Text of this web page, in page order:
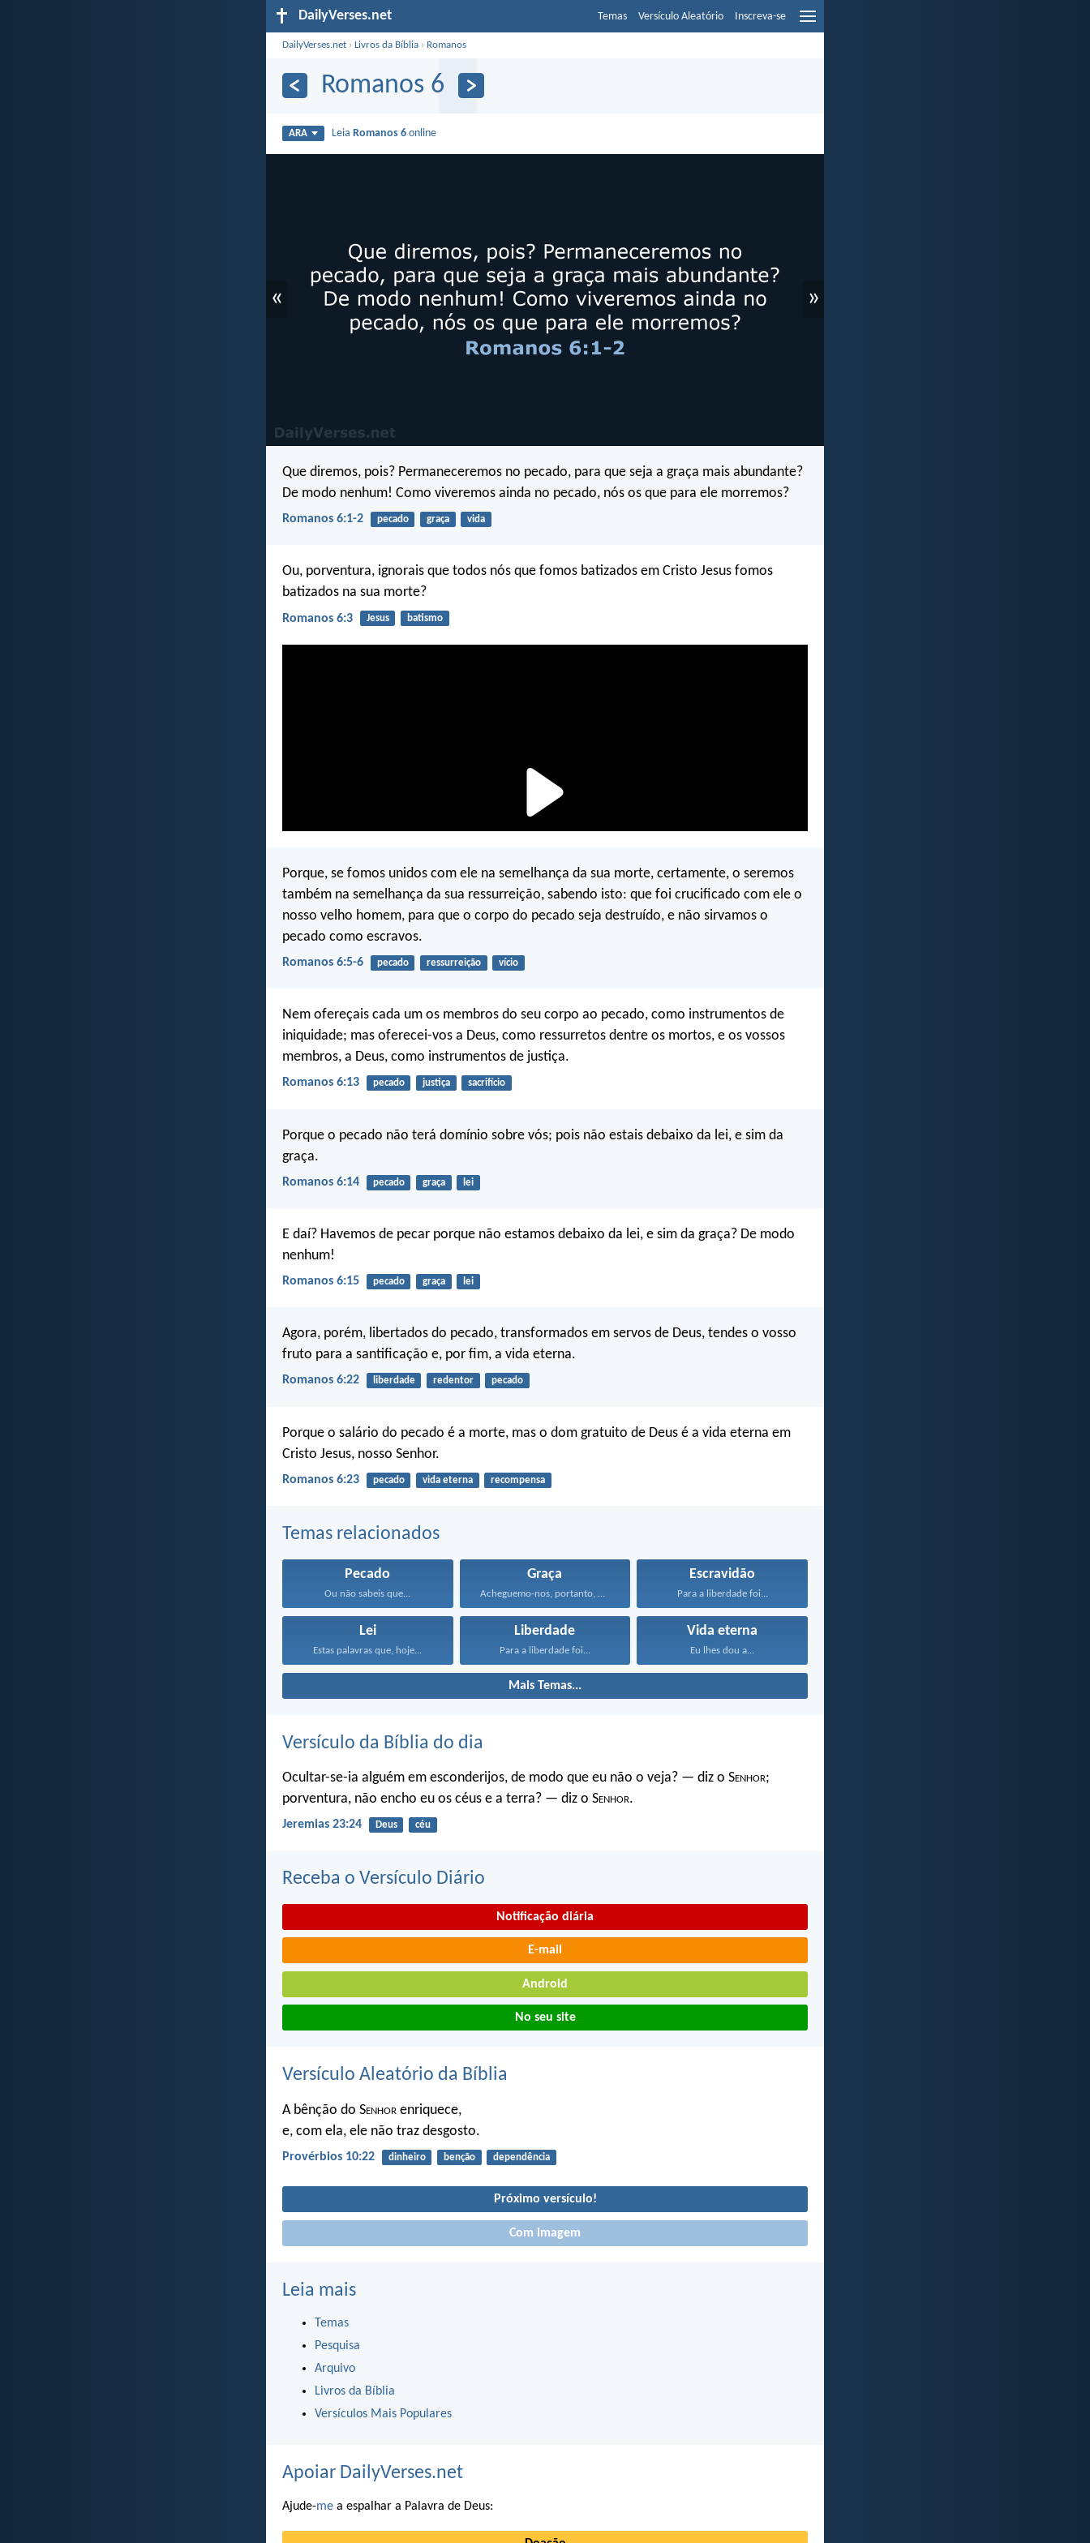
DailyVerses.net Temas Versículo Aleatório Inscreva-se
DailyVerses.net ›Livros da Bíblia › Romanos
Romanos 6
ARA Leia Romanos 6 online
« »
Que diremos, pois? Permaneceremos no pecado, para que seja a graça mais abundante?
De modo nenhum! Como viveremos ainda no pecado, nós os que para ele morremos?
Romanos 6:1-2 pecado graça vida
Ou, porventura, ignorais que todos nós que fomos batizados em Cristo Jesus fomos
batizados na sua morte?
Romanos 6:3 Jesus batismo
Porque, se fomos unidos com ele na semelhança da sua morte, certamente, o seremos
também na semelhança da sua ressurreição, sabendo isto: que foi crucificado com ele o
nosso velho homem, para que o corpo do pecado seja destruído, e não sirvamos o
pecado como escravos.
Romanos 6:5-6 pecado ressurreição vício
Nem ofereçais cada um os membros do seu corpo ao pecado, como instrumentos de
iniquidade; mas oferecei-vos a Deus, como ressurretos dentre os mortos, e os vossos
membros, a Deus, como instrumentos de justiça.
Romanos 6:13 pecado justiça sacrifício
Porque o pecado não terá domínio sobre vós; pois não estais debaixo da lei, e sim da
graça.
Romanos 6:14 pecado graça lei
E daí? Havemos de pecar porque não estamos debaixo da lei, e sim da graça? De modo
nenhum!
Romanos 6:15 pecado graça lei
Agora, porém, libertados do pecado, transformados em servos de Deus, tendes o vosso
fruto para a santificação e, por fim, a vida eterna.
Romanos 6:22 liberdade redentor pecado
Porque o salário do pecado é a morte, mas o dom gratuito de Deus é a vida eterna em
Cristo Jesus, nosso Senhor.
Romanos 6:23 pecado vida eterna recompensa
Temas relacionados
Pecado
Ou não sabeis que...
Graça
Acheguemo-nos, portanto, confiadamente, junto...
Escravidão
Para a liberdade foi...
Lei
Estas palavras que, hoje...
Liberdade
Para a liberdade foi...
Vida eterna
Eu lhes dou a...
Mais Temas...
Versículo da Bíblia do dia
Ocultar-se-ia alguém em esconderijos, de modo que eu não o veja? — diz o Senhor;
porventura, não encho eu os céus e a terra? — diz o Senhor.
Jeremias 23:24 Deus céu
Receba o Versículo Diário
Notificação diária
E-mail
Android
No seu site
Versículo Aleatório da Bíblia
A bênção do Senhor enriquece,
e, com ela, ele não traz desgosto.
Provérbios 10:22 dinheiro benção dependência
Próximo versículo!
Com imagem
Leia mais
Temas
Pesquisa
Arquivo
Livros da Bíblia
Versículos Mais Populares
Apoiar DailyVerses.net
Ajude-me a espalhar a Palavra de Deus: